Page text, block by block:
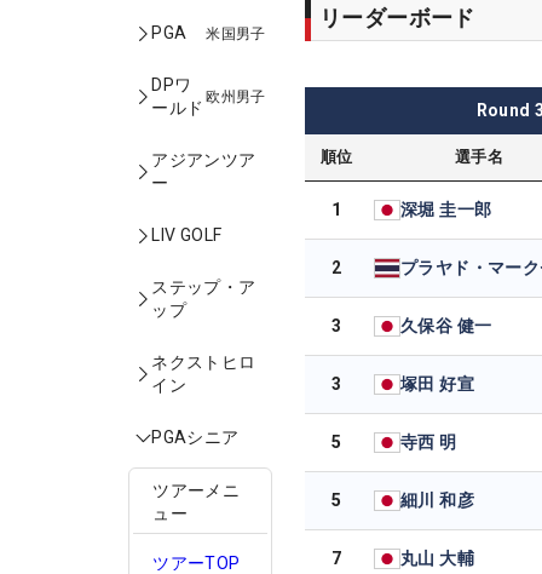
PGA 米国男子
DPワ
ールド
欧州男子
アジアンツア
ー
LIV GOLF
ステップ・ア
ップ
ネクストヒロ
イン
PGAシニア
ツアーメニ
ュー
ツアーTOP
リーダーボード
Round
順位 選手名
1 深堀 圭一郎
2 プラヤド・マー
3 久保谷 健一
3 塚田 好宣
5 寺西 明
5 細川 和彦
7 丸山 大輔